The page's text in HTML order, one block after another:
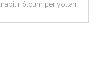
ölçüm periyotları